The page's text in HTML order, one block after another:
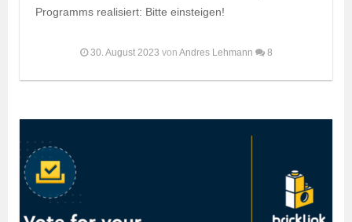
Programms realisiert: Bitte einsteigen!
30. August 2023 von Andres Lehmann 8